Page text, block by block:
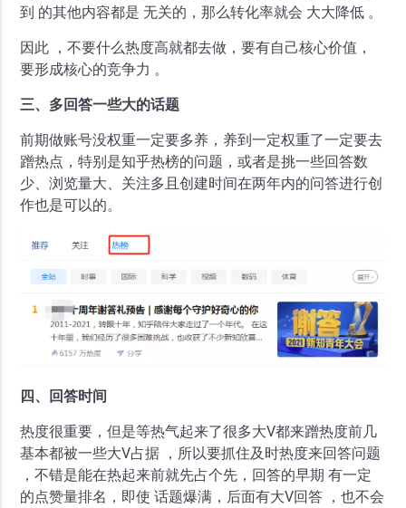
到 的其他内容都是 无关的，那么转化率就会 大大降低 。
因此 ，不要什么热度高就都去做，要有自己核心价值，
要形成核心的竞争力 。
三、多回答一些大的话题
前期做账号没权重一定要多养，养到一定权重了一定要去
蹭热点，特别是知乎热榜的问题，或者是挑一些回答数
少、浏览量大、关注多且创建时间在两年内的问答进行创
作也是可以的。
四、回答时间
热度很重要，但是等热气起来了很多大V都来蹭热度前几
基本都被一些大V占据 ，所以要抓住及时热度来回答问题
，不错是能在热起来前就先占个先，回答的早期 有一定
的点赞量排名，即使 话题爆满，后面有大V回答 ，也不会